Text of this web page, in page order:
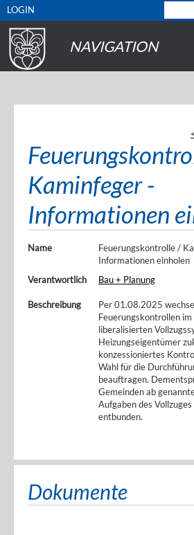
LOGIN
NAVIGATION
Kaminfeger -
Informationen
Name
Feuerungskontrolle /
Informationen einholen
Verantwortlich
Bau + Planung
Beschreibung
Per 01.08.2025
Feuerungskontrollen
liberalisierten
Heizungseigentümer
konzessioniertes
Wahl für die
beauftragen.
Gemeinden ab
Aufgaben des
entbunden.
Dokumente